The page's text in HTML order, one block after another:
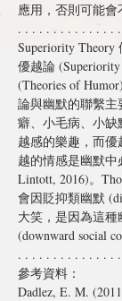
應用 ，否則可能
. . . . . . . . . . . . . . .
Superiority Theory
優越論
(Theories of
論與幽默的聯繫主
癖、 小毛病、 小缺
越感的樂趣 ，而
越的情感是幽默中
Lintott, 2016)。
會因貶抑類幽默
大笑，是因為這
(downward social
. . . . . . . . . . . . . . .
參考資料：
Dadlez, E. M.